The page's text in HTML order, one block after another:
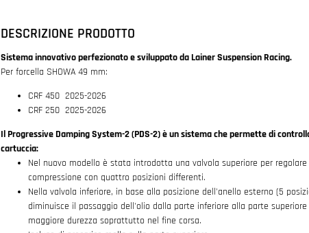
DESCRIZIONE PRODOTTO
Sistema innovativo perfezionato e sviluppato da Lainer Suspension Racing.
Per forcella SHOWA 49 mm:
CRF 450 2025-2026
CRF 250 2025-2026
Il Progressive Damping System-2 (PDS-2) è un sistema che permette di
cartuccia:
Nel nuovo modello è stata introdotta una valvola superiore per
compressione con quattro posizioni differenti.
Nella valvola inferiore, in base alla posizione dell'anello esterno (5
diminuisce il passaggio dell'olio dalla parte inferiore alla parte
maggiore durezza soprattutto nel fine corsa.